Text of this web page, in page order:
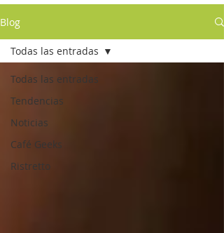
Blog
Todas las entradas
Tendencias
Noticias
Café Geeks
Ristretto
Todas las entradas